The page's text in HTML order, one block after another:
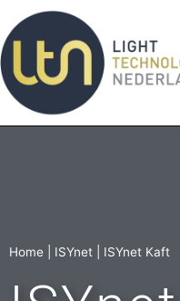
Home ISYnet ISYnet Kaft